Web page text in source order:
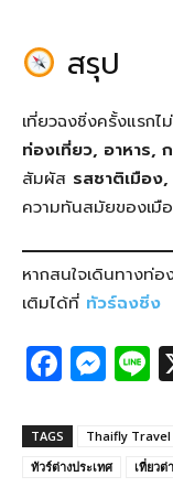
สรุป
เที่ยวฉงชิ่งครั้งแรก
ท่องเที่ยว, อาหาร,
สัมผัส รสชาติเมือง,
ความทันสมัยของเมื
หากสนใจเดินทางท่
เติมได้ที่ ทัวร์ฉงชิ่ง
F
a
c
e
M
e
ss
e
n
e
TAGS Thaifly Travel
ทัวร์ต่างประเทศ
เที่ยวต่